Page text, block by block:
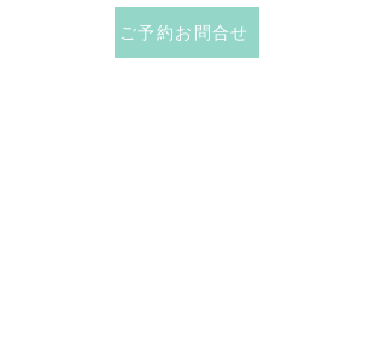
ご予約お問合せ